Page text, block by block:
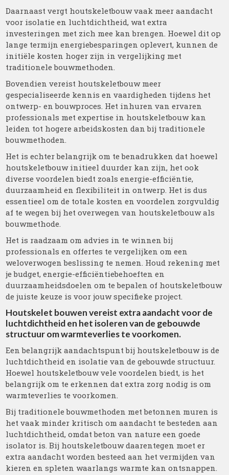
Daarnaast vergt houtskeletbouw vaak meer aandacht
voor isolatie en luchtdichtheid, wat extra
investeringen met zich mee kan brengen. Hoewel dit op
lange termijn energiebesparingen oplevert, kunnen de
initiële kosten hoger zijn in vergelijking met
traditionele bouwmethoden.
Bovendien vereist houtskeletbouw meer
gespecialiseerde kennis en vaardigheden tijdens het
ontwerp- en bouwproces. Het inhuren van ervaren
professionals met expertise in houtskeletbouw kan
leiden tot hogere arbeidskosten dan bij traditionele
bouwmethoden.
Het is echter belangrijk om te benadrukken dat hoewel
houtskeletbouw initieel duurder kan zijn, het ook
diverse voordelen biedt zoals energie-efficiëntie,
duurzaamheid en flexibiliteit in ontwerp. Het is dus
essentieel om de totale kosten en voordelen zorgvuldig
af te wegen bij het overwegen van houtskeletbouw als
bouwmethode.
Het is raadzaam om advies in te winnen bij
professionals en offertes te vergelijken om een
weloverwogen beslissing te nemen. Houd rekening met
je budget, energie-efficiëntiebehoeften en
duurzaamheidsdoelen om te bepalen of houtskeletbouw
de juiste keuze is voor jouw specifieke project.
Houtskelet bouwen vereist extra aandacht voor de
luchtdichtheid en het isoleren van de gebouwde
structuur om warmteverlies te voorkomen.
Een belangrijk aandachtspunt bij houtskeletbouw is de
luchtdichtheid en isolatie van de gebouwde structuur.
Hoewel houtskeletbouw vele voordelen biedt, is het
belangrijk om te erkennen dat extra zorg nodig is om
warmteverlies te voorkomen.
Bij traditionele bouwmethoden met betonnen muren is
het vaak minder kritisch om aandacht te besteden aan
luchtdichtheid, omdat beton van nature een goede
isolator is. Bij houtskeletbouw daarentegen moet er
extra aandacht worden besteed aan het vermijden van
kieren en spleten waarlangs warmte kan ontsnappen.